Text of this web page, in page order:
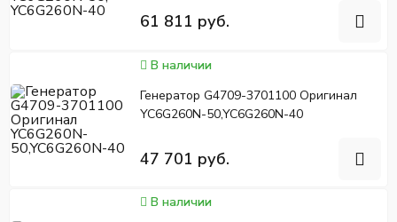
61 811 руб.
В наличии
Генератор G4709-3701100 Оригинал
YC6G260N-50,YC6G260N-40
47 701 руб.
В наличии